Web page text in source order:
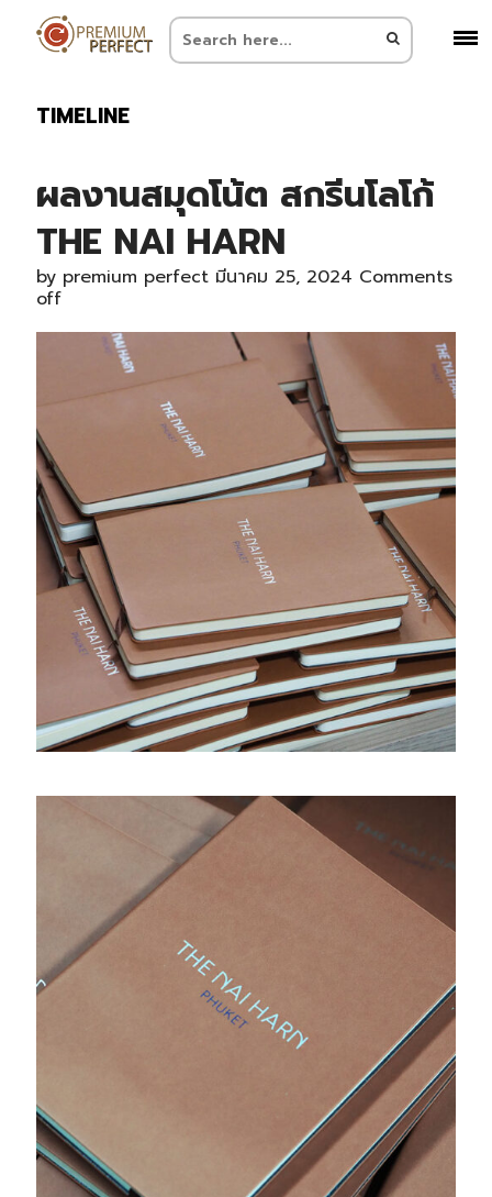
TIMELINE
ผลงานสมุดโน้ต สกรีนโลโก้
THE NAI HARN
by premium perfect มีนาคม 25, 2024 Comments
off